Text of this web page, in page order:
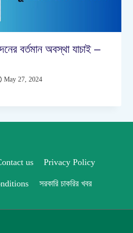
বর্তমান অবস্থা যাচাই –
May 27, 2024
us Privacy Policy
সরকারি চাকরির খবর